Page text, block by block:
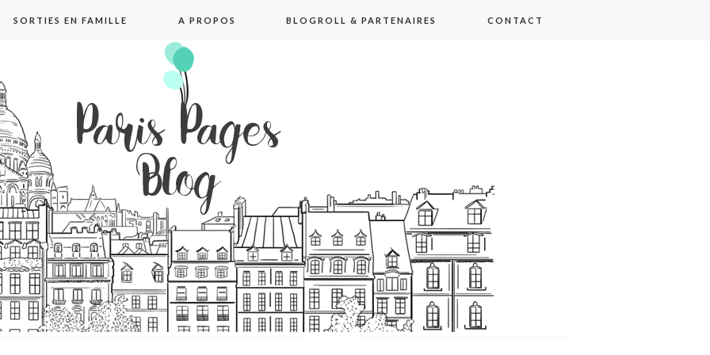
SORTIES EN FAMILLE A PROPOS BLOGROLL & PARTENAIRES CONTACT
blog